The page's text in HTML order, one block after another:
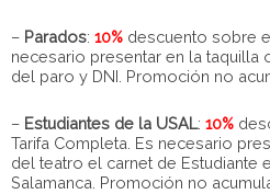
– Parados: 10% descuento sobre
necesario presentar en la taquilla
del paro y DNI. Promoción no
– Estudiantes de la USAL: 10%
Tarifa Completa. Es necesario
del teatro el carnet de Estudiante
Salamanca. Promoción no